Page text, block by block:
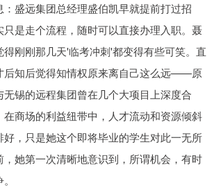
盛远集团总经理盛伯凯早就提前打过招
是走个流程，随时可以直接办理入职。聂
刚刚那几天'临考冲刺'都变得有些可笑。直
后知后觉得知情权原来离自己这么远——原
锡的远程集团曾在几个大项目上深度合
商场的利益纽带中，人才流动和资源倾斜
，只是她这个即将毕业的学生对此一无所
她第一次清晰地意识到，所谓机会，有时